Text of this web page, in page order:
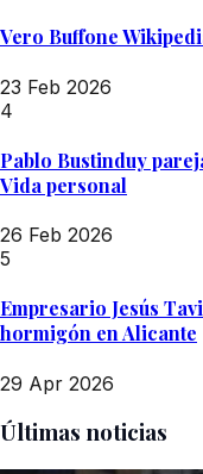
Vero Buffone
23 Feb 2026
4
Pablo Bustinduy
Vida personal
26 Feb 2026
5
Empresario Jesús
hormigón en Alicante
29 Apr 2026
Últimas noticias